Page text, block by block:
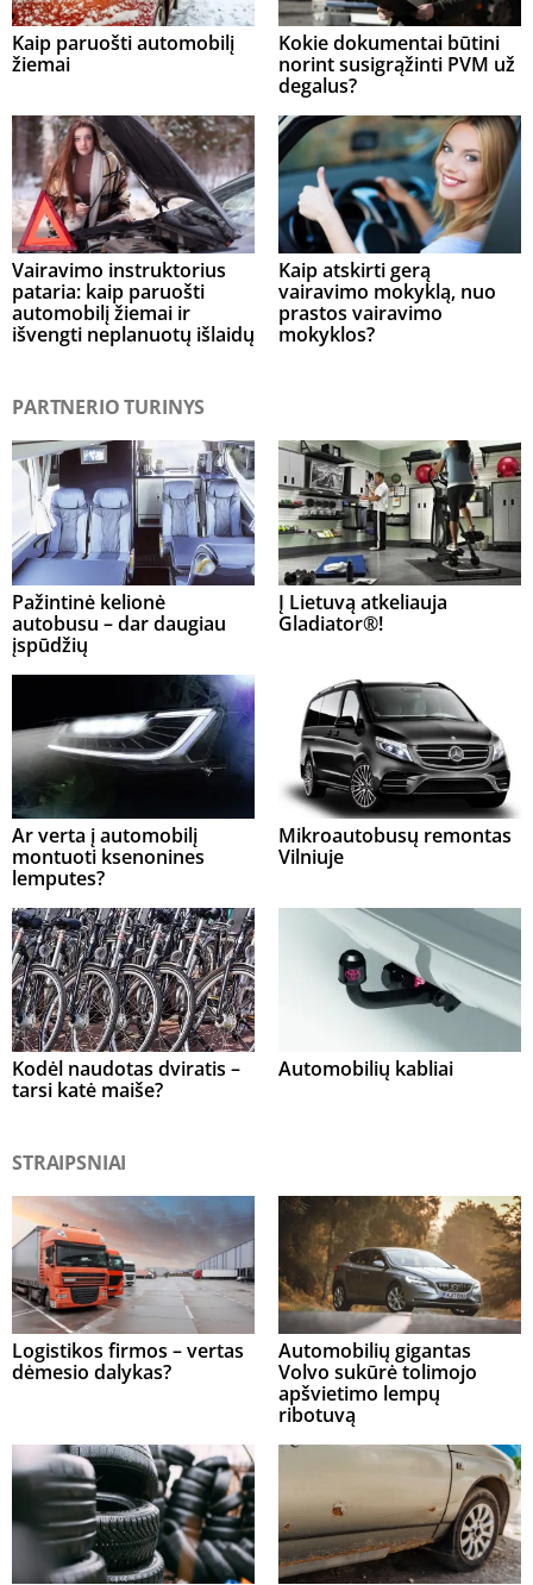
Kaip paruošti automobilį
žiemai
Kokie dokumentai būtini
norint susigrąžinti PVM už
degalus?
Vairavimo instruktorius
pataria: kaip paruošti
automobilį žiemai ir
išvengti neplanuotų išlaidų
Kaip atskirti gerą
vairavimo mokyklą, nuo
prastos vairavimo
mokyklos?
PARTNERIO TURINYS
Pažintinė kelionė
autobusu – dar daugiau
įspūdžių
Į Lietuvą atkeliauja
Gladiator®!
Ar verta į automobilį
montuoti ksenonines
lemputes?
Mikroautobusų remontas
Vilniuje
Kodėl naudotas dviratis –
tarsi katė maiše?
Automobilių kabliai
STRAIPSNIAI
Logistikos firmos – vertas
dėmesio dalykas?
Automobilių gigantas
Volvo sukūrė tolimojo
apšvietimo lempų
ribotuvą